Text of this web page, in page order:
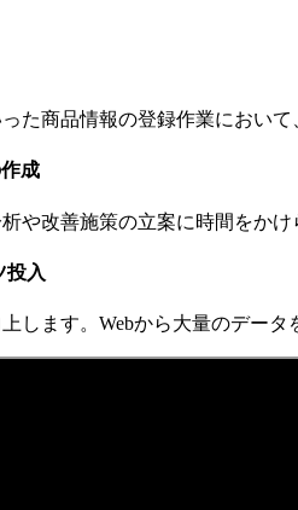
た商品情報の登録作業におい
成
や改善施策の立案に時間をかけ
投入
します。Webから大量のデータ